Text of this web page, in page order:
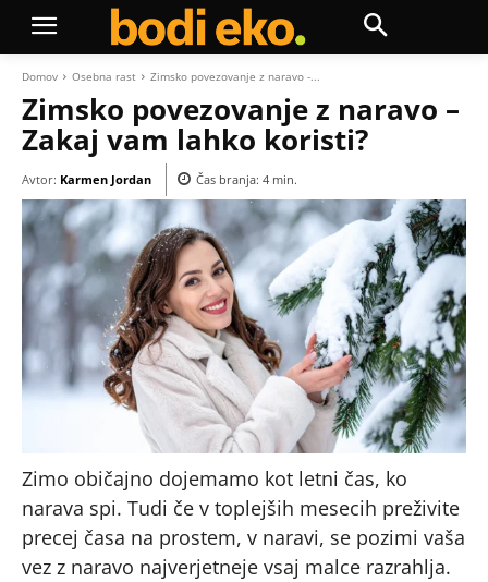
Domov Osebna rast Zimsko povezovanje z naravo -...
Zimsko povezovanje z naravo –
Zakaj vam lahko koristi?
Avtor: Karmen Jordan Čas branja: 4 min.
Zimo običajno dojemamo kot letni čas, ko
narava spi. Tudi če v toplejših mesecih preživite
precej časa na prostem, v naravi, se pozimi vaša
vez z naravo najverjetneje vsaj malce razrahlja.